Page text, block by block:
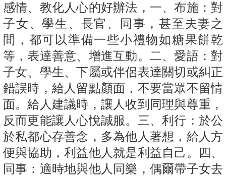
感情、教化人心的好辦法，一、布施：對
子女、學生、長官、同事，甚至夫妻之
間，都可以準備一些小禮物如糖果餅乾
等，表達善意、增進互動。二、愛語：對
子女、學生、下屬或伴侶表達關切或糾正
錯誤時，給人留點顏面，不要當眾不留情
面。給人建議時，讓人收到同理與尊重，
反而更能讓人心悅誠服。三、利行：於公
於私都心存善念，多為他人著想，給人方
便與協助，利益他人就是利益自己。四、
同事：適時地與他人同樂，偶爾帶子女去